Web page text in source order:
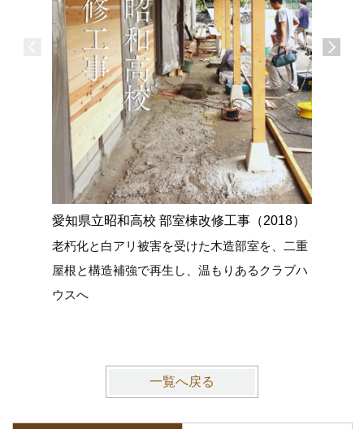
愛知県立昭和高校 部室棟改修工事（2018）
老朽化と白アリ被害を受けた木造部室を、二重
屋根と構造補強で再生し、温もりあるクラブハ
ウスへ
一覧へ戻る